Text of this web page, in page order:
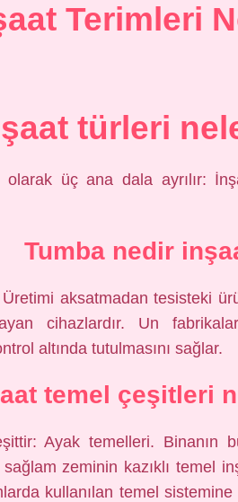
Terimleri
türleri
üç ana dala ayrılır:
Tumba nedir
aksatmadan tesisteki
cihazlardır. Un
altında tutulmasını sağlar.
temel çeşitleri
Ayak temelleri. Binanın
sağlam zeminin kazıklı temel
kullanılan temel